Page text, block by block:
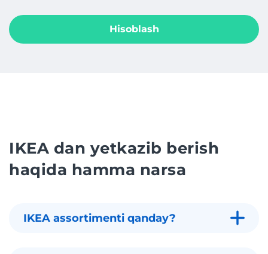
Hisoblash
IKEA dan yetkazib berish
haqida hamma narsa
IKEA assortimenti qanday?